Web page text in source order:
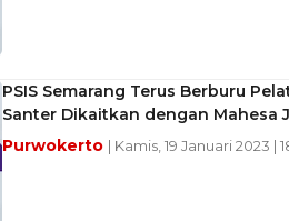
PSIS Semarang Terus Berburu
Santer Dikaitkan dengan Mahesa
Purwokerto | Kamis, 19 Januari 2023 |